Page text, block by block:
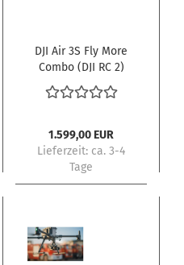
DJI Air 3S Fly More
Combo (DJI RC 2)
1.599,00 EUR
Lieferzeit: ca. 3-4
Tage